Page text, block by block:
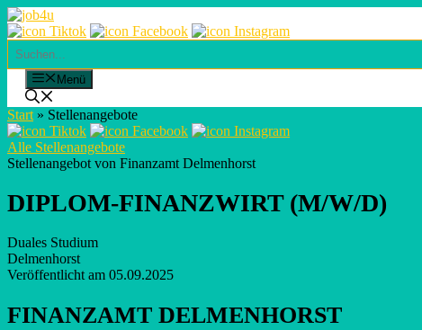
Skip
to
content
Suchen
Menü
Start » Stellenangebote
Alle Stellenangebote
Stellenangebot von Finanzamt Delmenhorst
DIPLOM-FINANZWIRT (M/W/D)
Duales Studium
Delmenhorst
Veröffentlicht am 05.09.2025
FINANZAMT DELMENHORST